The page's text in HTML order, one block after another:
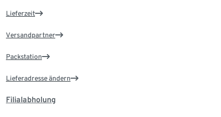
Lieferzeit
Versandpartner
Packstation
Lieferadresse ändern
Filialabholung